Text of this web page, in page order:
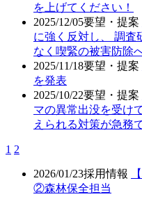
を上げてください！
2025/12/05要望・提案
に強く反対し、 調査
なく喫緊の被害防除
2025/11/18要望・提案
を発表
2025/10/22要望・提案
マの異常出没を受け
えられる対策が急務
1 2
2026/01/23採用情報
②森林保全担当